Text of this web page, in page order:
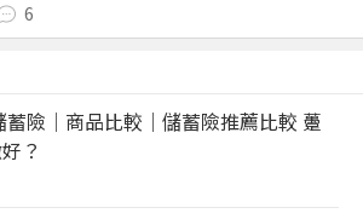
6
險｜商品比較｜儲蓄險推薦比較 躉
？